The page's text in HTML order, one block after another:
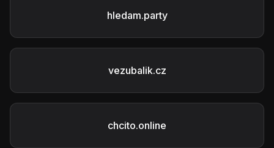
hledam.party
vezubalik.cz
chcito.online